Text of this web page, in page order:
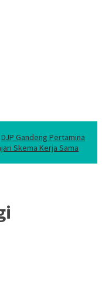
DJP Gandeng Pertamina
Skema Kerja Sama